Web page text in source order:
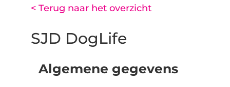
< Terug naar het overzicht
SJD DogLife
Algemene gegevens